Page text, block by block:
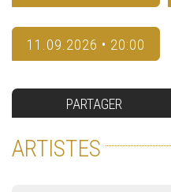
11.09.2026 • 20:00
PARTAGER
ARTISTES